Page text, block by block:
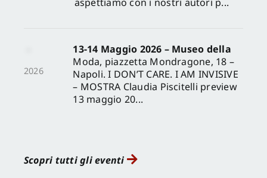
2026
13-14 Maggio 2026 – Museo della
Moda, piazzetta Mondragone, 18 –
Napoli. I DON’T CARE. I AM INVISIVE
– MOSTRA Claudia Piscitelli preview
13 maggio 20...
Scopri tutti gli eventi